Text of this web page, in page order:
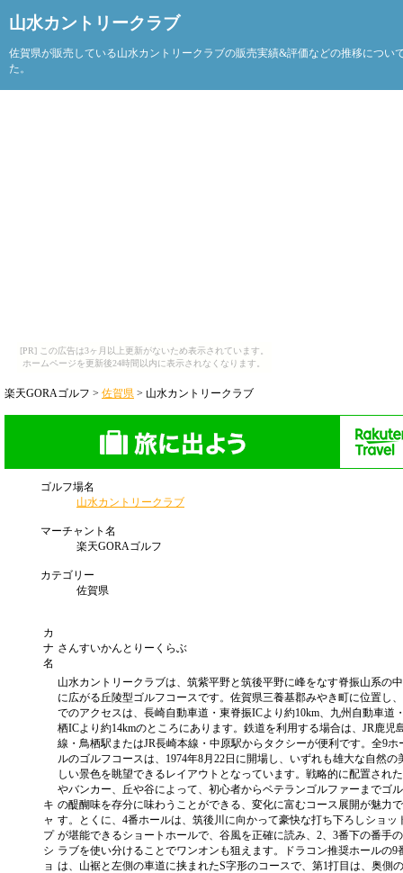
[PR] この広告は3ヶ月以上更新がないため表示されています。
ホームページを更新後24時間以内に表示されなくなります。
山水カントリークラブ
佐賀県が販売している山水カントリークラブの販売実績&評価などの推移につい
た。
楽天GORAゴルフ > 佐賀県 > 山水カントリークラブ
ゴルフ場名
山水カントリークラブ
マーチャント名
楽天GORAゴルフ
カテゴリー
佐賀県
カ
ナ
名
さんすいかんとりーくらぶ
キ
ャ
プ
シ
ョ
山水カントリークラブは、筑紫平野と筑後平野に峰をなす脊振山系の
に広がる丘陵型ゴルフコースです。佐賀県三養基郡みやき町に位置し
でのアクセスは、長崎自動車道・東脊振ICより約10km、九州自動車道
栖ICより約14kmのところにあります。鉄道を利用する場合は、JR鹿児
線・鳥栖駅またはJR長崎本線・中原駅からタクシーが便利です。全9ホ
ルのゴルフコースは、1974年8月22日に開場し、いずれも雄大な自然の
しい景色を眺望できるレイアウトとなっています。戦略的に配置され
やバンカー、丘や谷によって、初心者からベテランゴルファーまでゴ
の醍醐味を存分に味わうことができる、変化に富むコース展開が魅力で
す。とくに、4番ホールは、筑後川に向かって豪快な打ち下ろしショッ
が堪能できるショートホールで、谷風を正確に読み、2、3番下の番手
ラブを使い分けることでワンオンも狙えます。ドラコン推奨ホールの9
は、山裾と左側の車道に挟まれたS字形のコースで、第1打目は、奥側